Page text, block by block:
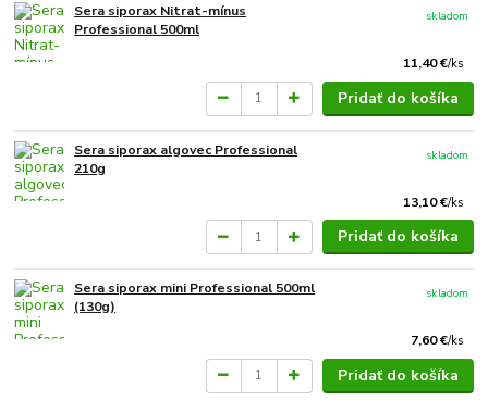
Sera siporax Nitrat-mínus
Professional 500ml
11,40 €/ks
skladom
Pridať do košíka
Sera siporax algovec Professional
210g
13,10 €/ks
skladom
Pridať do košíka
Sera siporax mini Professional 500ml
(130g)
7,60 €/ks
skladom
Pridať do košíka